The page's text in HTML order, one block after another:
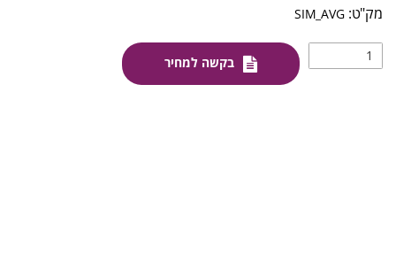
SIM_AVG
בקשה למחיר